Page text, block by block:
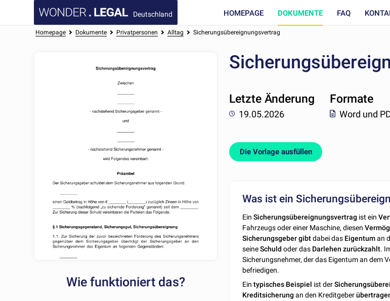
Deutschland HOMEPAGE DOKUMENTE FAQ
Homepage Dokumente Privatpersonen Alltag Sicherungsübereignungsvertrag
Wie funktioniert das?
Letzte Änderung
19.05.2026
Formate
Word und
Die Vorlage ausfüllen
Was ist ein
EinSicherungsübereignungsvertrag ist ein
Fahrzeugs oder einer Maschine, diesen
Sicherungsgebergibtdabei das Eigentuman
seineSchuld oder das Darlehen zurückzahlt.
Sicherungsnehmer, der das Eigentum an dem
befriedigen.
Eintypisches Beispiel ist der
Kreditsicherung an den Kreditgeber